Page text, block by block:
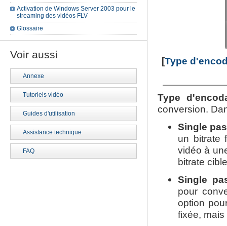
[Type
Type
conversion.
Single
un bitrate
vidéo à
bitrate
Single
pour
option
fixée,
Activation de Windows Server 2003 pour le
streaming des vidéos FLV
Glossaire
Voir aussi
Annexe
Tutoriels vidéo
Guides d'utilisation
Assistance technique
FAQ